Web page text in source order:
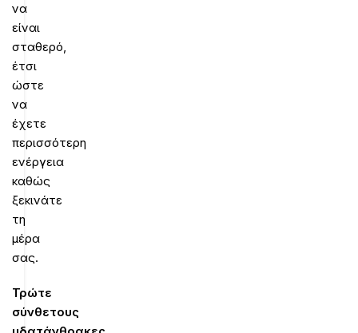
να
είναι
σταθερό,
έτσι
ώστε
να
έχετε
περισσότερη
ενέργεια
καθώς
ξεκινάτε
τη
μέρα
σας.
Τρώτε
σύνθετους